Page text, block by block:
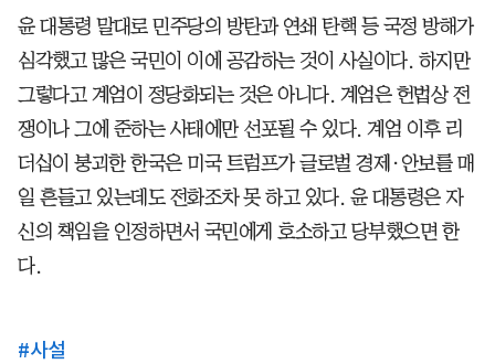
윤 대통령 말대로 민주당의 방탄과 연쇄 탄핵 등 국정 방해가
심각했고 많은 국민이 이에 공감하는 것이 사실이다. 하지만
그렇다고 계엄이 정당화되는 것은 아니다. 계엄은 헌법상 전
쟁이나 그에 준하는 사태에만 선포될 수 있다. 계엄 이후 리
더십이 붕괴한 한국은 미국 트럼프가 글로벌 경제·안보를 매
일 흔들고 있는데도 전화조차 못 하고 있다. 윤 대통령은 자
신의 책임을 인정하면서 국민에게 호소하고 당부했으면 한
다.
#사설